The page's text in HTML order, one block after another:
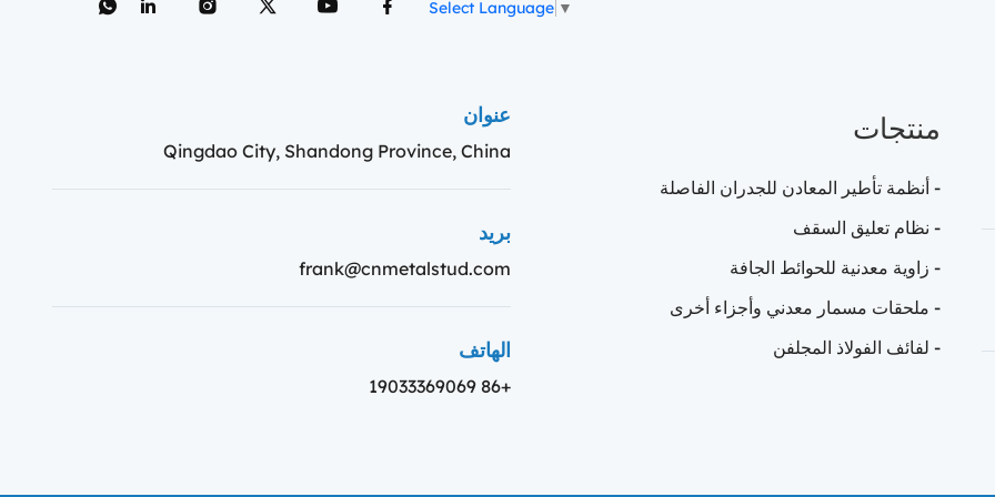
Select Language ▼
منتجات
- أنظمة تأطير المعادن للجدران الفاصلة
- نظام تعليق السقف
- زاوية معدنية للحوائط الجافة
- ملحقات مسمار معدني وأجزاء أخرى
- لفائف الفولاذ المجلفن
عنوان
Qingdao City, Shandong Province, China
بريد
frank@cnmetalstud.com
الهاتف
+86 19033369069